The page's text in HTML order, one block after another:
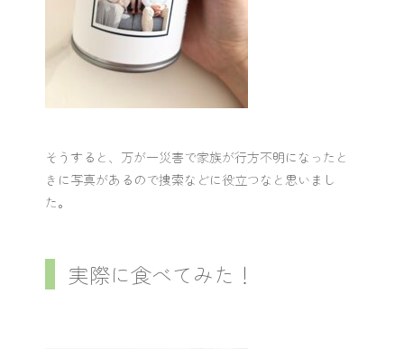
そうすると、万が一災害で家族が行方不明になったと
きに写真があるので捜索などに役立つなと思いまし
た。
実際に食べてみた！